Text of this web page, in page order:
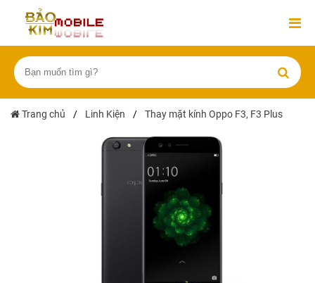
Trang chủ / Linh Kiện / Thay mặt kính Oppo F3, F3 Plus